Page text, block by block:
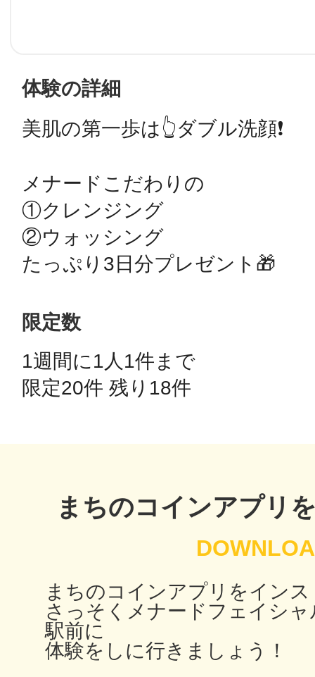
体験の詳細
美肌の第一歩は👆ダブル洗顔❗️
メナードこだわりの
①クレンジング
②ウォッシング
たっぷり3日分プレゼント🎁
限定数
1週間に1人1件まで
限定20件 残り18件
まちのコインアプリ
まちのコインアプリをイン
さっそくメナードフェイシ
駅前に
体験をしに行きましょう！
鴻巣
秋葉原
日置